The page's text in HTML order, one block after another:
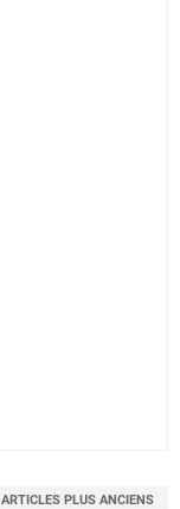
ARTICLES PLUS ANCIENS